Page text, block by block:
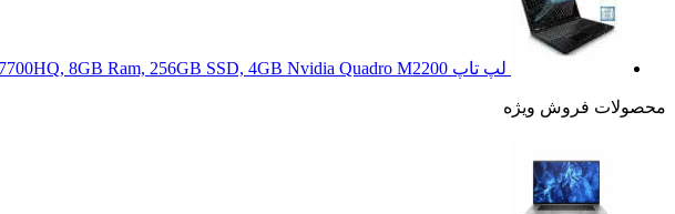
لپ تاپ Lenovo ThinkPad P51 i7 7700HQ, 8GB Ram, 256GB SSD, 4GB Nvidia Quadro M2200
محصولات فروش ویژه